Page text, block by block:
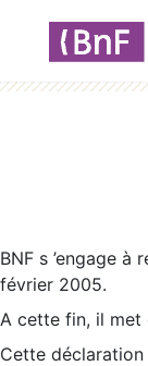
BNF s ’engage
février 2005.
A cette fin, il
Cette déclaration